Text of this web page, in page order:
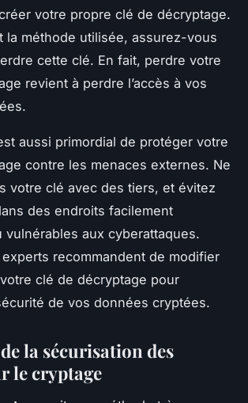
votre propre clé de décryptage.
la méthode utilisée, assurez-vous
cette clé. En fait, perdre votre
revient à perdre l’accès à vos
aussi primordial de protéger votre
contre les menaces externes. Ne
votre clé avec des tiers, et évitez
des endroits facilement
vulnérables aux cyberattaques.
recommandent de modifier
clé de décryptage pour
de vos données cryptées.
la sécurisation des
le cryptage